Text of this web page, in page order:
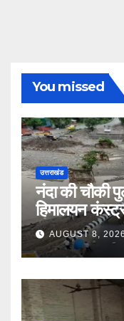
You missed
उत्तराखंड
नंदा की चौकी
हिमालयन
भी एक्शन
AUGUST 8, 2026